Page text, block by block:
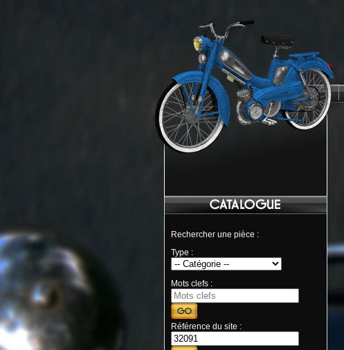
Rechercher une pièce :
Type :
Mots clefs :
Référence du site :